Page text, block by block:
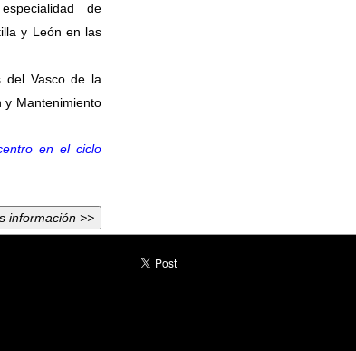
de
y León en las
del Vasco de la
y Mantenimiento
en el ciclo